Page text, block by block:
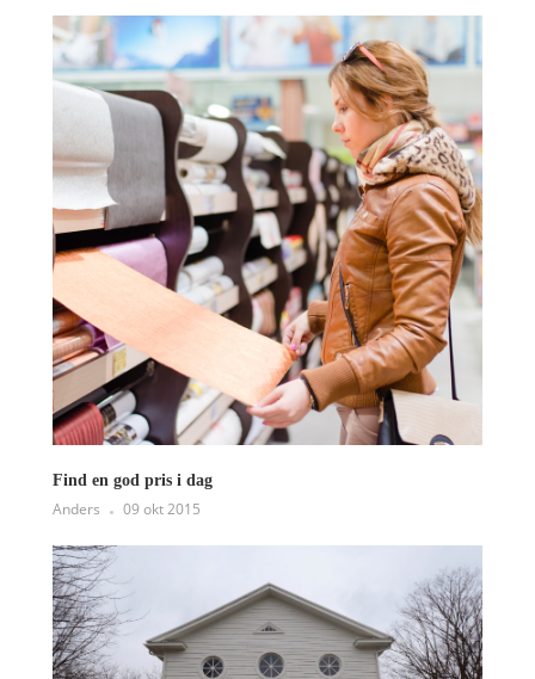
Find en god pris i dag
Anders 09 okt 2015